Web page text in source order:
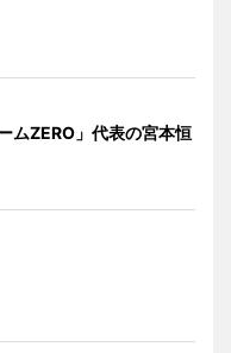
ムZERO」代表の宮本恒